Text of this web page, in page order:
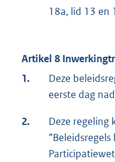
18a, lid 13 en
Artikel 8
1.
Deze
eerste dag
2.
Deze regeling